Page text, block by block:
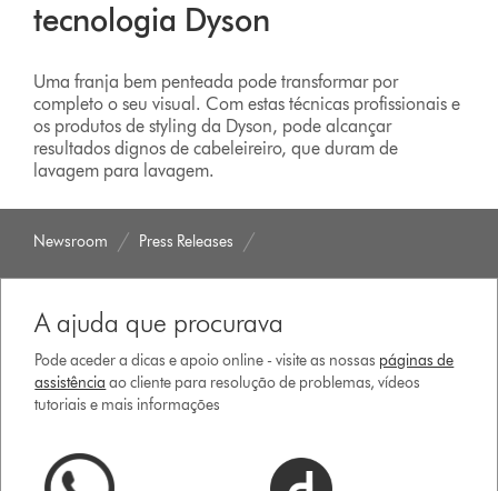
tecnologia Dyson
Uma franja bem penteada pode transformar por
completo o seu visual. Com estas técnicas profissionais e
os produtos de styling da Dyson, pode alcançar
resultados dignos de cabeleireiro, que duram de
lavagem para lavagem.
Newsroom Press Releases
A ajuda que procurava
Pode aceder a dicas e apoio online - visite as nossas páginas de
assistência ao cliente para resolução de problemas, vídeos
tutoriais e mais informações